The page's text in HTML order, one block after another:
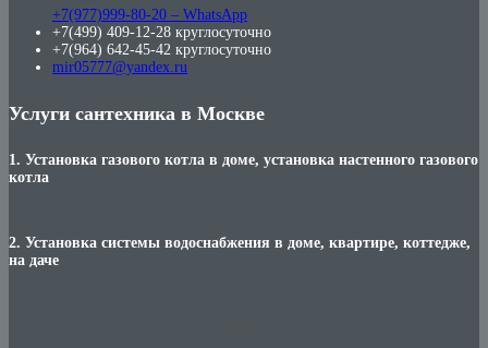
+7(977)999-80-20 – WhatsApp
+7(499) 409-12-28 круглосуточно
+7(964) 642-45-42 круглосуточно
mir05777@yandex.ru
Услуги сантехника в Москве
1. Установка газового котла в доме, установка настенного газового
котла
2. Установка системы водоснабжения в доме, квартире, коттедже,
на даче